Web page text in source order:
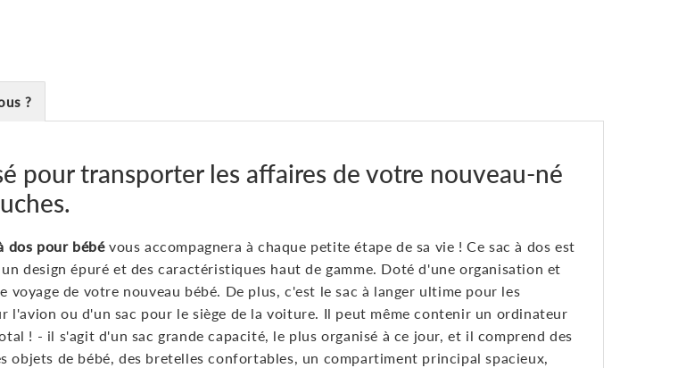
?
pour transporter les affaires de votre nouveau-né
dos pour bébévous accompagnera à chaque petite étape de sa vie ! Ce sac à dos est
design épuré et des caractéristiques haut de gamme. Doté d'une organisation et
voyage de votre nouveau bébé. De plus, c'est le sac à langer ultime pour les
l'avion ou d'un sac pour le siège de la voiture. Il peut même contenir un ordinateur
! - il s'agit d'un sac grande capacité, le plus organisé à ce jour, et il comprend des
de bébé, des bretelles confortables, un compartiment principal spacieux,